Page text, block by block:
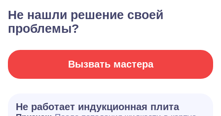
Не нашли решение своей
проблемы?
Вызвать мастера
Не работает индукционная плита